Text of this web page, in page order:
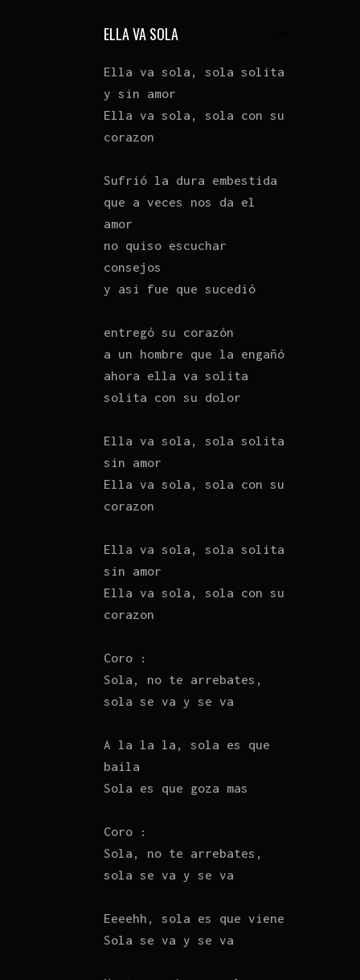
ELLA VA SOLA
Ella va sola, sola solita
y sin amor
Ella va sola, sola con su
corazon
Sufrió la dura embestida
que a veces nos da el
amor
no quiso escuchar
consejos
y asi fue que sucedió
entregó su corazón
a un hombre que la engañó
ahora ella va solita
solita con su dolor
Ella va sola, sola solita
sin amor
Ella va sola, sola con su
corazon
Ella va sola, sola solita
sin amor
Ella va sola, sola con su
corazon
Coro :
Sola, no te arrebates,
sola se va y se va
A la la la, sola es que
baila
Sola es que goza mas
Coro :
Sola, no te arrebates,
sola se va y se va
Eeeehh, sola es que viene
Sola se va y se va